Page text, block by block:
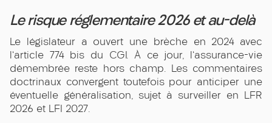
Le risque réglementaire 2026 et au-delà
Le législateur a ouvert une brèche en 2024 avec
l'article 774 bis du CGI. À ce jour, l'assurance-vie
démembrée reste hors champ. Les commentaires
doctrinaux convergent toutefois pour anticiper une
éventuelle généralisation, sujet à surveiller en LFR
2026 et LFI 2027.